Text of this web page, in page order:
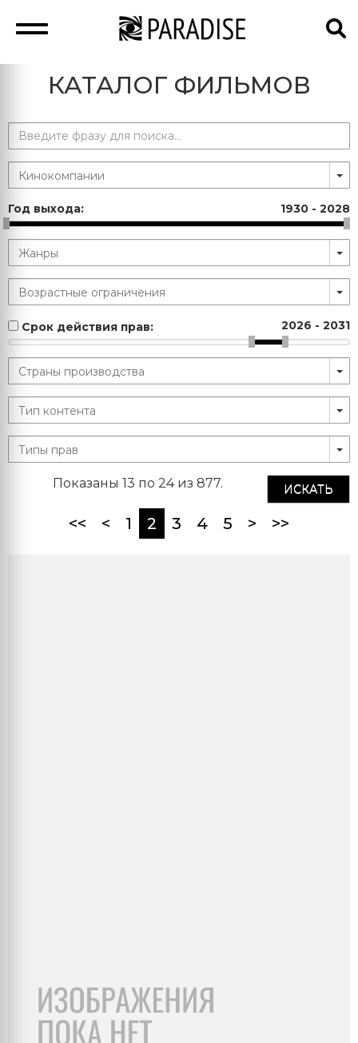
КАТАЛОГ ФИЛЬМОВ
Год выхода: 1930 - 2028
Срок действия прав: 2026 - 2031
ИСКАТЬ
Показаны 13 по 24 из 877.
<< < 1 2 (current)
3 4 5 > >>